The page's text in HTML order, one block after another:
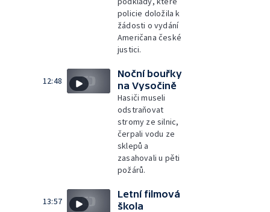
policie doložila k
žádosti o vydání
Američana české
justici.
12:48
Noční bouřky
na Vysočině
Hasiči museli
odstraňovat
stromy ze silnic,
čerpali vodu ze
sklepů a
zasahovali u pěti
požárů.
13:57
Letní filmová
škola